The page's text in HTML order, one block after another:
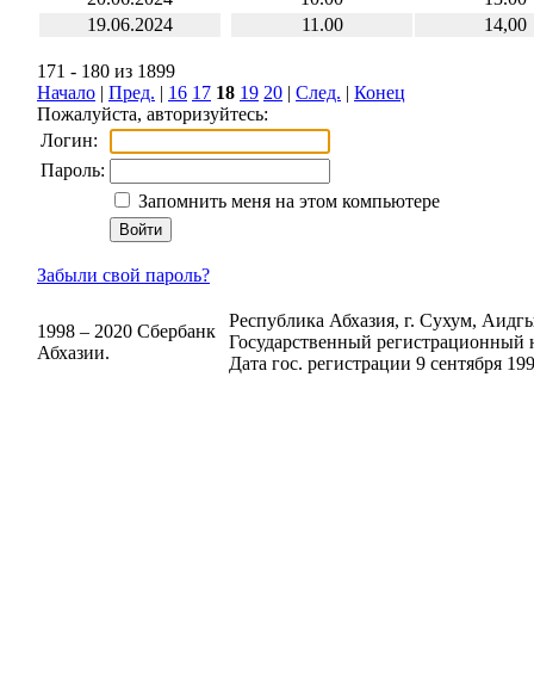
19.06.2024
11.00 14,00
171 - 180 из 1899
Начало | Пред. | 16 17 18 19 20 | След. | Конец
Пожалуйста, авторизуйтесь:
Логин:
Пароль:
Запомнить меня на этом компьютере
Забыли свой пароль?
1998 – 2020 Сбербанк
Абхазии.
Республика Абхазия, г. Сухум,
Государственный регистрационный
Дата гос. регистрации 9 сентября